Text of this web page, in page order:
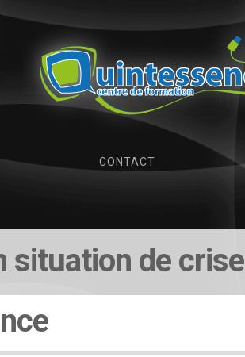
CONTACT
situation de